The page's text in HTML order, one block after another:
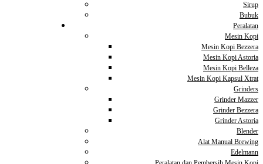
Sirup
Bubuk
Peralatan
Mesin Kopi
Mesin Kopi Bezzera
Mesin Kopi Astoria
Mesin Kopi Belleza
Mesin Kopi Kapsul Xtrat
Grinders
Grinder Mazzer
Grinder Bezzera
Grinder Astoria
Blender
Alat Manual Brewing
Edelmann